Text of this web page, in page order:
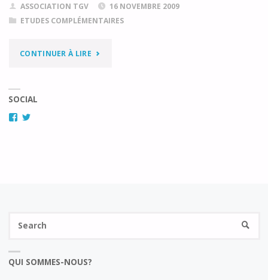
ASSOCIATION TGV
16 NOVEMBRE 2009
ETUDES COMPLÉMENTAIRES
CONTINUER À LIRE"ANALYSE
SOCIAL
Facebook
QUI SOMMES-NOUS?